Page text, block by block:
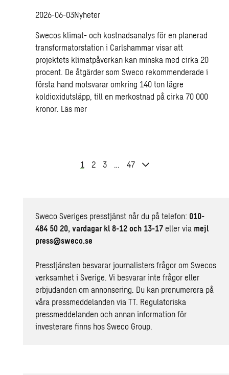
2026-06-03Nyheter
Swecos klimat- och kostnadsanalys för en planerad
transformatorstation i Carlshammar visar att
projektets klimatpåverkan kan minska med cirka 20
procent. De åtgärder som Sweco rekommenderade i
första hand motsvarar omkring 140 ton lägre
koldioxidutsläpp, till en merkostnad på cirka 70 000
kronor. Läs mer
1 2 3 … 47
Sweco Sveriges presstjänst når du på telefon: 010-
484 50 20, vardagar kl 8-12 och 13-17eller via mejl
press@sweco.se
Presstjänsten besvarar journalisters frågor om Swecos
verksamhet i Sverige. Vi besvarar inte frågor eller
erbjudanden om annonsering. Du kan prenumerera på
våra pressmeddelandenvia TT. Regulatoriska
pressmeddelanden och annan information för
investerare finns hosSweco Group.